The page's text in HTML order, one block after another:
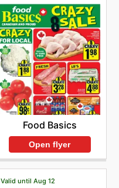
Food Basics
Open flyer
Valid until Aug 12